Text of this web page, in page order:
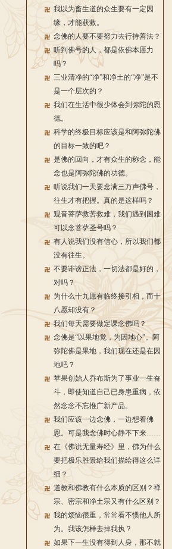
我以为畜生道的众生要有一定因
缘，才能获救。
念佛的人要不要努力去行持善法？
听到佛号的人，都是依佛本愿力
吗？
三业清净的“净”和净土的“净”是不
是一个层次的？
我们在生活中很少体会到弥陀的恩
德。
科学的终极目标应该是和阿弥陀佛
的目标一致的吧？
是佛的回向，才有众生的称念，能
念也是阿弥陀佛的功德。
听说我们一天要念满三万声佛号，
往生才有把握。真的是这样吗？
观音菩萨救苦救难，我们遇到困难
可以念菩萨圣号吗？
有人说我们没有信心，所以我们都
没有往生。
不要诽谤正法，一切法都是好的，
对吗？
为什么十九愿有临终接引相，而十
八愿却没有？
我们每天需要做定课念佛吗？
念佛是“以果地觉，为因地心”。阿
弥陀佛是果地，我们现在还是在因
地吧？
苹果创始人乔布斯为了事业一生奋
斗，即使知道自己已身患重病，依
然念念不忘推广新产品。
我们应该一边念佛，一边想着佛
恩。可是我念佛时心静不下来……
在《佛说无量寿经》里，佛为什么
要把极乐胜景给我们描绘得这么详
细？
道教和佛教有什么本质的区别？禅
宗、密宗和净土宗又有什么区别？
我的烦恼很重，常常看不惯他人所
为。我该怎样去掉我执？
如果下一生没有得到人身，那不就